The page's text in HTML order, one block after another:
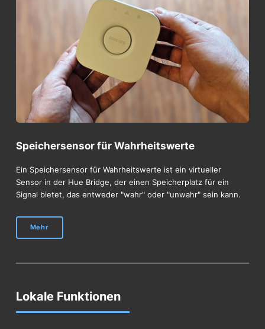
Speichersensor für Wahrheitswerte
Ein Speichersensor für Wahrheitswerte ist ein virtueller
Sensor in der Hue Bridge, der einen Speicherplatz für ein
Signal bietet, das entweder "wahr" oder "unwahr" sein kann.
Mehr
Lokale Funktionen